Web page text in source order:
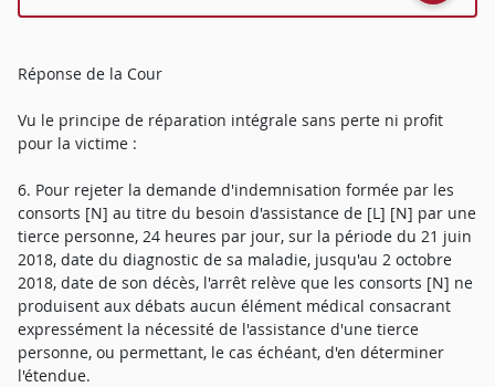
Réponse de la Cour
Vu le principe de réparation intégrale sans perte ni profit
pour la victime :
6. Pour rejeter la demande d'indemnisation formée par les
consorts [N] au titre du besoin d'assistance de [L] [N] par une
tierce personne, 24 heures par jour, sur la période du 21 juin
2018, date du diagnostic de sa maladie, jusqu'au 2 octobre
2018, date de son décès, l'arrêt relève que les consorts [N] ne
produisent aux débats aucun élément médical consacrant
expressément la nécessité de l'assistance d'une tierce
personne, ou permettant, le cas échéant, d'en déterminer
l'étendue.